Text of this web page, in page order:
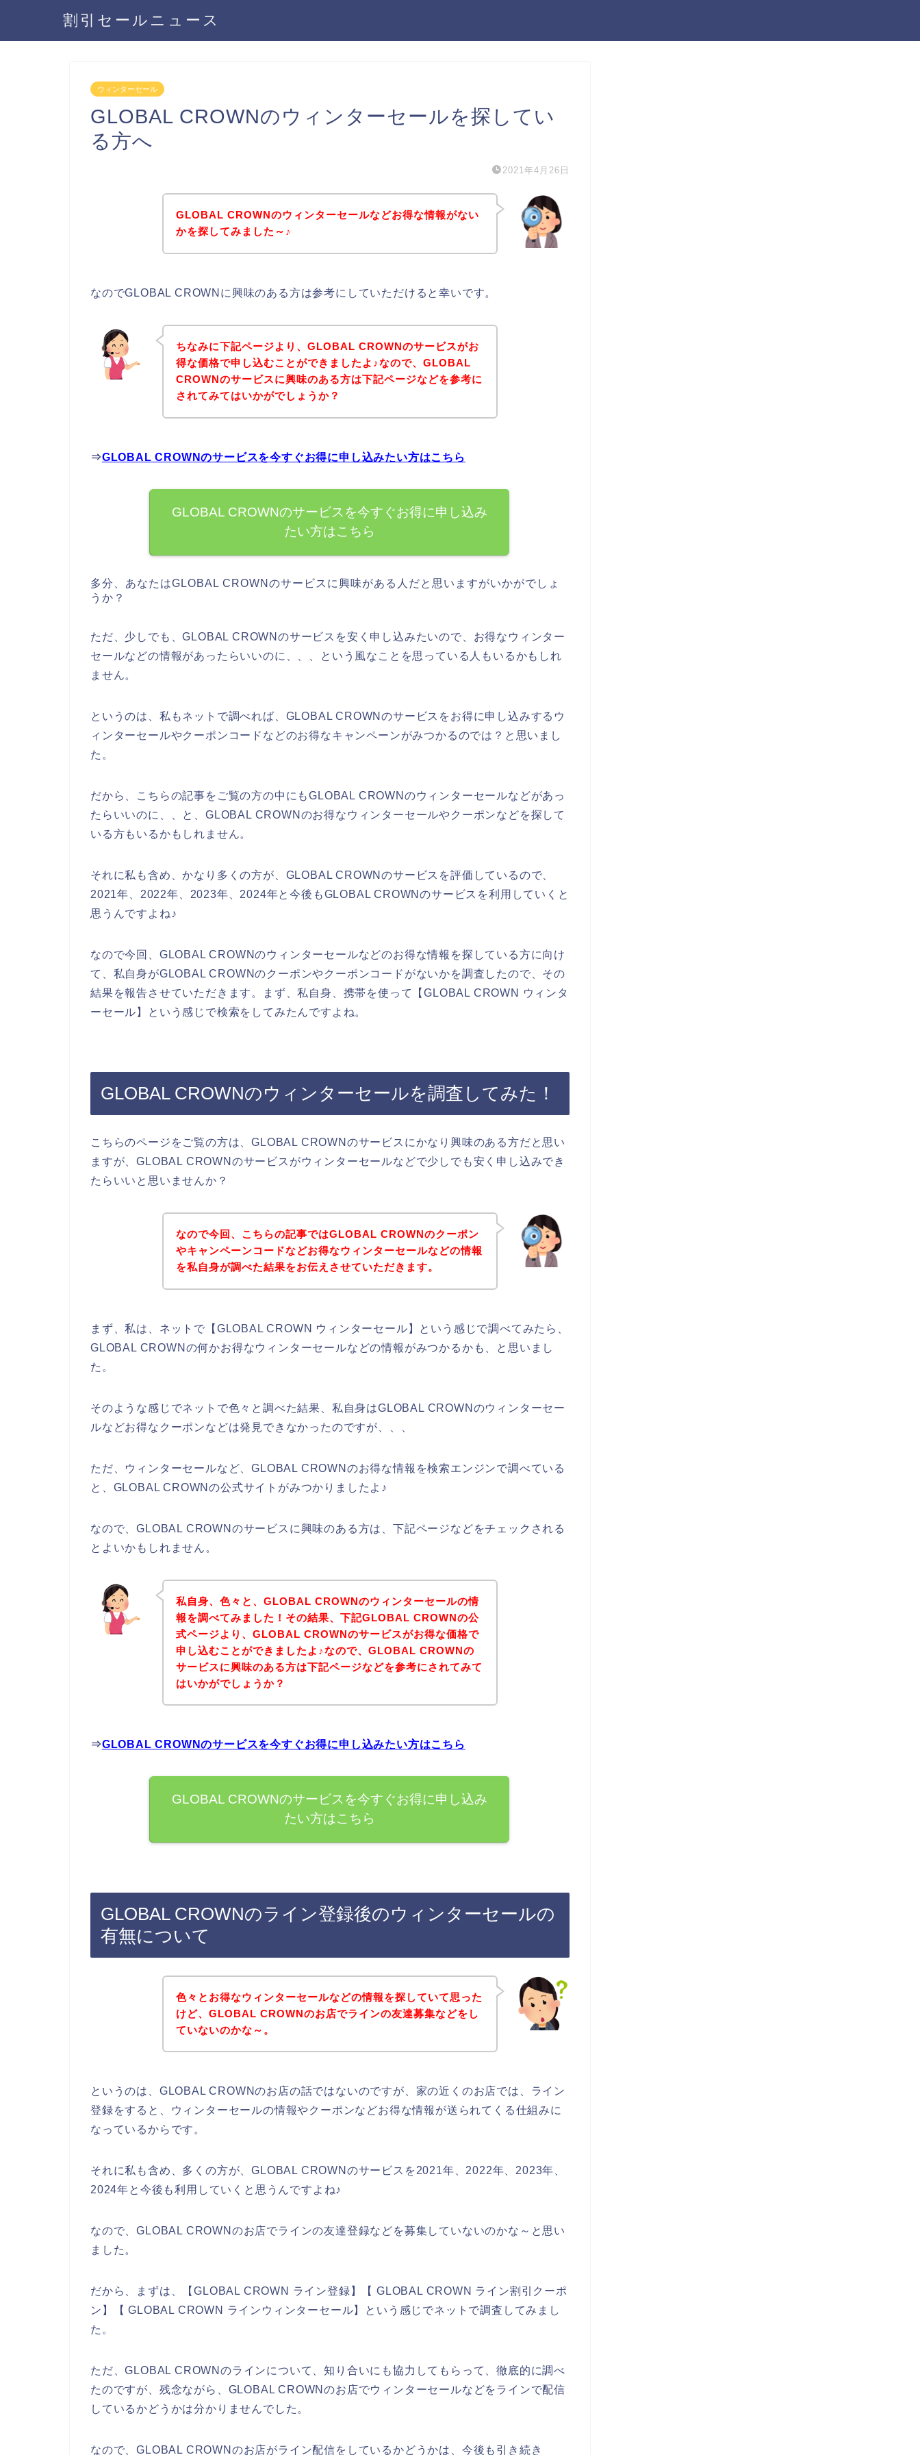
割引セールニュース
ウィンターセール
GLOBAL CROWNのウィンターセールを探してい
る方へ
2021年4月26日
GLOBAL CROWNのウィンターセールなどお得な情報がない
かを探してみました～♪
なのでGLOBAL CROWNに興味のある方は参考にしていただけると幸いです。
ちなみに下記ページより、GLOBAL CROWNのサービスがお
得な価格で申し込むことができましたよ♪なので、GLOBAL
CROWNのサービスに興味のある方は下記ページなどを参考に
されてみてはいかがでしょうか？
⇒GLOBAL CROWNのサービスを今すぐお得に申し込みたい方はこちら
GLOBAL CROWNのサービスを今すぐお得に申し込み
たい方はこちら
多分、あなたはGLOBAL CROWNのサービスに興味がある人だと思いますがいかがでしょ
うか？
ただ、少しでも、GLOBAL CROWNのサービスを安く申し込みたいので、お得なウィンター
セールなどの情報があったらいいのに、、、という風なことを思っている人もいるかもしれ
ません。
というのは、私もネットで調べれば、GLOBAL CROWNのサービスをお得に申し込みするウ
ィンターセールやクーポンコードなどのお得なキャンペーンがみつかるのでは？と思いまし
た。
だから、こちらの記事をご覧の方の中にもGLOBAL CROWNのウィンターセールなどがあっ
たらいいのに、、と、GLOBAL CROWNのお得なウィンターセールやクーポンなどを探して
いる方もいるかもしれません。
それに私も含め、かなり多くの方が、GLOBAL CROWNのサービスを評価しているので、
2021年、2022年、2023年、2024年と今後もGLOBAL CROWNのサービスを利用していくと
思うんですよね♪
なので今回、GLOBAL CROWNのウィンターセールなどのお得な情報を探している方に向け
て、私自身がGLOBAL CROWNのクーポンやクーポンコードがないかを調査したので、その
結果を報告させていただきます。まず、私自身、携帯を使って【GLOBAL CROWN ウィンタ
ーセール】という感じで検索をしてみたんですよね。
GLOBAL CROWNのウィンターセールを調査してみた！
こちらのページをご覧の方は、GLOBAL CROWNのサービスにかなり興味のある方だと思い
ますが、GLOBAL CROWNのサービスがウィンターセールなどで少しでも安く申し込みでき
たらいいと思いませんか？
なので今回、こちらの記事ではGLOBAL CROWNのクーポン
やキャンペーンコードなどお得なウィンターセールなどの情報
を私自身が調べた結果をお伝えさせていただきます。
まず、私は、ネットで【GLOBAL CROWN ウィンターセール】という感じで調べてみたら、
GLOBAL CROWNの何かお得なウィンターセールなどの情報がみつかるかも、と思いまし
た。
そのような感じでネットで色々と調べた結果、私自身はGLOBAL CROWNのウィンターセー
ルなどお得なクーポンなどは発見できなかったのですが、、、
ただ、ウィンターセールなど、GLOBAL CROWNのお得な情報を検索エンジンで調べている
と、GLOBAL CROWNの公式サイトがみつかりましたよ♪
なので、GLOBAL CROWNのサービスに興味のある方は、下記ページなどをチェックされる
とよいかもしれません。
私自身、色々と、GLOBAL CROWNのウィンターセールの情
報を調べてみました！その結果、下記GLOBAL CROWNの公
式ページより、GLOBAL CROWNのサービスがお得な価格で
申し込むことができましたよ♪なので、GLOBAL CROWNの
サービスに興味のある方は下記ページなどを参考にされてみて
はいかがでしょうか？
⇒GLOBAL CROWNのサービスを今すぐお得に申し込みたい方はこちら
GLOBAL CROWNのサービスを今すぐお得に申し込み
たい方はこちら
GLOBAL CROWNのライン登録後のウィンターセールの
有無について
色々とお得なウィンターセールなどの情報を探していて思った
けど、GLOBAL CROWNのお店でラインの友達募集などをし
ていないのかな～。
というのは、GLOBAL CROWNのお店の話ではないのですが、家の近くのお店では、ライン
登録をすると、ウィンターセールの情報やクーポンなどお得な情報が送られてくる仕組みに
なっているからです。
それに私も含め、多くの方が、GLOBAL CROWNのサービスを2021年、2022年、2023年、
2024年と今後も利用していくと思うんですよね♪
なので、GLOBAL CROWNのお店でラインの友達登録などを募集していないのかな～と思い
ました。
だから、まずは、【GLOBAL CROWN ライン登録】【 GLOBAL CROWN ライン割引クーポ
ン】【 GLOBAL CROWN ラインウィンターセール】という感じでネットで調査してみまし
た。
ただ、GLOBAL CROWNのラインについて、知り合いにも協力してもらって、徹底的に調べ
たのですが、残念ながら、GLOBAL CROWNのお店でウィンターセールなどをラインで配信
しているかどうかは分かりませんでした。
なので、GLOBAL CROWNのお店がライン配信をしているかどうかは、今後も引き続き